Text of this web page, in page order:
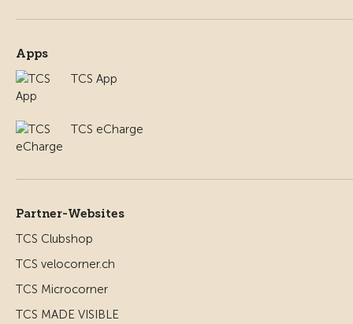
Apps
TCS App
TCS eCharge
Partner-Websites
TCS Clubshop
TCS velocorner.ch
TCS Microcorner
TCS MADE VISIBLE